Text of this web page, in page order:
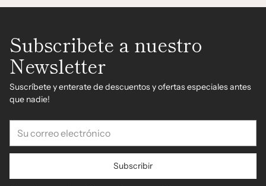
Subscribete a nuestro
Newsletter
Suscríbete y enterate de descuentos y ofertas especiales antes
que nadie!
correo
Subscribir